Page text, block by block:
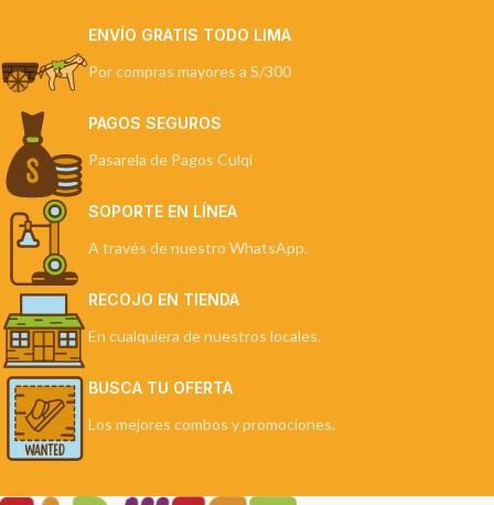
ENVÍO GRATIS TODO LIMA
Por compras mayores a S/300
PAGOS SEGUROS
Pasarela de Pagos Culqi
SOPORTE EN LÍNEA
A través de nuestro WhatsApp.
RECOJO EN TIENDA
En cualquiera de nuestros locales.
BUSCA TU OFERTA
Los mejores combos y promociones.